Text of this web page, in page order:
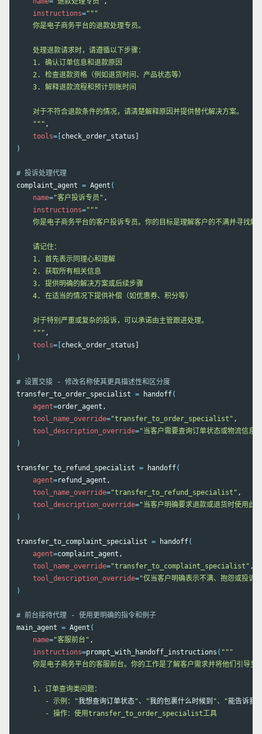
instructions="""
    你是电子商务平台的退款处理专员。
    处理退款请求时，请遵循以下步骤：
    1. 确认订单信息和退款原因
    2. 检查退款资格（例如退货时间、产品状态等）
    3. 解释退款流程和预计到账时间
    对于不符合退款条件的情况，请清楚解释原因并提供替代解决方案。
    """
,
tools=[
)
# 投诉处理代理
complaint_agent = Agent (
name="客户投诉专员" ,
instructions="""
你是电子商务平台的客户投诉专员。你的目标是理解客户的不满并寻找解
    请记住：
    1. 首先表示同理心和理解
    2. 获取所有相关信息
    3. 提供明确的解决方案或后续步骤
    4. 在适当的情况下提供补偿（如优惠券、积分等）
    对于特别严重或复杂的投诉，可以承诺由主管跟进处理。
    """
,
tools=[
)
# 设置交接 - 修改名称使其更具描述性和区分度
transfer_to_order_specialist = handoff(
agent=order_agent,
tool_name_override="transfer_to_order_specialist" ,
tool_description_override="当客户需要查询订单状态或物流信
)
transfer_to_refund_specialist = handoff(
agent=refund_agent,
tool_name_override="transfer_to_refund_specialist" ,
tool_description_override="当客户明确要求退款或退货时使用
)
transfer_to_complaint_specialist = handoff(
agent=complaint_agent,
tool_name_override="transfer_to_complaint_specialist" ,
tool_description_override="仅当客户明确表示不满、抱怨或投
)
# 前台接待代理 - 使用更明确的指令和例子
main_agent = Agent (
name="客服前台" ,
instructions=prompt_with_handoff_instructions ( """
你是电子商务平台的客服前台。你的工作是了解客户需求并将他们引导
    1. 订单查询类问题：
       - 示例："
我想查询订单状态"、"我的包裹什么时候到 "、"能告诉我
       - 操作：使用transfer_to_order_specialist工具